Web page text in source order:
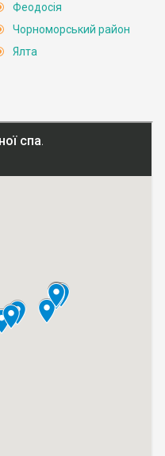
Феодосія
Чорноморський район
Ялта